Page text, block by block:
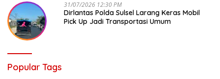
31/07/2026 12:30 PM
Dirlantas Polda Sulsel Larang Keras Mobil
Pick Up Jadi Transportasi Umum
Popular Tags